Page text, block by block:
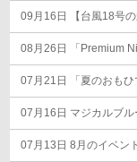
ョ
ン
09月16日 【台風18号
08月26日 「Premium
07月21日 「夏のおもひ
07月16日 マジカルブ
07月13日 8月のイベン